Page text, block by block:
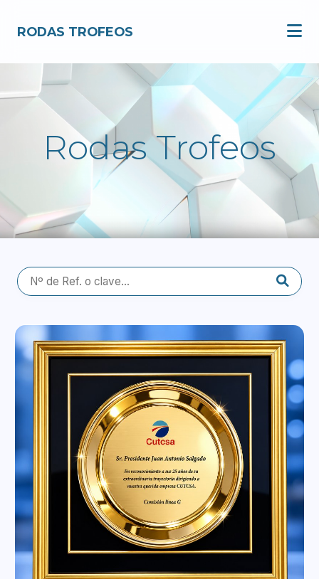
RODAS TROFEOS
Catálogo
Medallas
Bandejas
Placas
Premios Especiales
Nosotros
Rodas Trofeos